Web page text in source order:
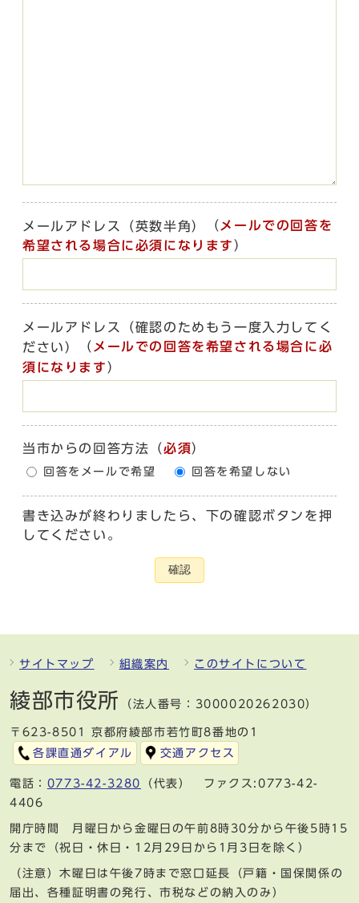
メールアドレス（英数半角） （ メールでの回答を
希望される場合に必須になります ）
メールアドレス（確認のためもう一度入力してく
ださい）
（ メールでの回答を希望される場合に必
須になります ）
当市からの回答方法 （必須）
回答をメールで希望 回答を希望しない
書き込みが終わりましたら、下の確認ボタンを押
してください。
確認
サイトマップ 組織案内 このサイトについて
綾部市役所 （法人番号：3000020262030）
〒623-8501 京都府綾部市若竹町8番地の1
各課直通ダイアル
交通アクセス
電話： 0773-42-3280
（代表） ファクス:0773-42-
4406
開庁時間 月曜日から金曜日の午前8時30分から午後5時15
分まで（祝日・休日・12月29日から1月3日を除く）
（注意）木曜日は午後7時まで窓口延長（戸籍・国保関係の
届出、各種証明書の発行、市税などの納入のみ）